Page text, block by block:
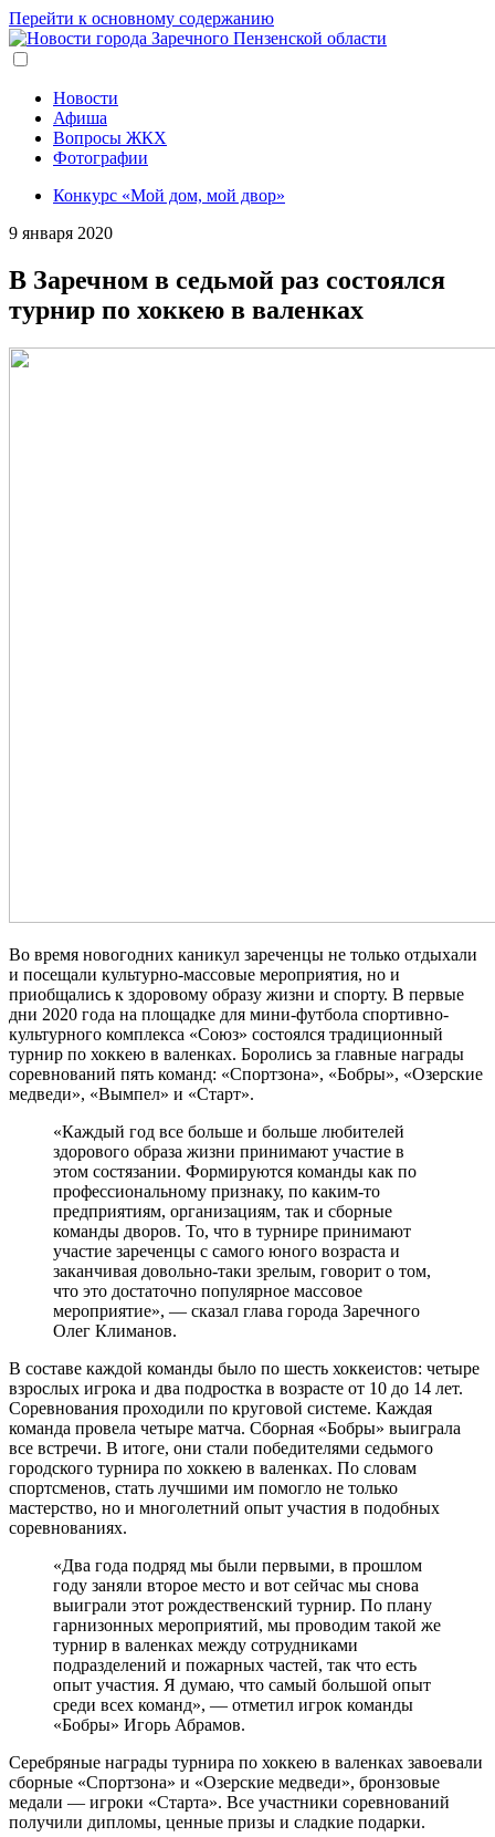
Перейти к основному содержанию
Новости
Афиша
Вопросы ЖКХ
Фотографии
Конкурс «Мой дом, мой двор»
9 января 2020
В Заречном в седьмой раз состоялся
турнир по хоккею в валенках
Во время новогодних каникул зареченцы не только отдыхали
и посещали культурно-массовые мероприятия, но и
приобщались к здоровому образу жизни и спорту. В первые
дни 2020 года на площадке для мини-футбола спортивно-
культурного комплекса «Союз» состоялся традиционный
турнир по хоккею в валенках. Боролись за главные награды
соревнований пять команд: «Спортзона», «Бобры», «Озерские
медведи», «Вымпел» и «Старт».
«Каждый год все больше и больше любителей
здорового образа жизни принимают участие в
этом состязании. Формируются команды как по
профессиональному признаку, по каким-то
предприятиям, организациям, так и сборные
команды дворов. То, что в турнире принимают
участие зареченцы с самого юного возраста и
заканчивая довольно-таки зрелым, говорит о том,
что это достаточно популярное массовое
мероприятие», — сказал глава города Заречного
Олег Климанов.
В составе каждой команды было по шесть хоккеистов: четыре
взрослых игрока и два подростка в возрасте от 10 до 14 лет.
Соревнования проходили по круговой системе. Каждая
команда провела четыре матча. Сборная «Бобры» выиграла
все встречи. В итоге, они стали победителями седьмого
городского турнира по хоккею в валенках. По словам
спортсменов, стать лучшими им помогло не только
мастерство, но и многолетний опыт участия в подобных
соревнованиях.
«Два года подряд мы были первыми, в прошлом
году заняли второе место и вот сейчас мы снова
выиграли этот рождественский турнир. По плану
гарнизонных мероприятий, мы проводим такой же
турнир в валенках между сотрудниками
подразделений и пожарных частей, так что есть
опыт участия. Я думаю, что самый большой опыт
среди всех команд», — отметил игрок команды
«Бобры» Игорь Абрамов.
Серебряные награды турнира по хоккею в валенках завоевали
сборные «Спортзона» и «Озерские медведи», бронзовые
медали — игроки «Старта». Все участники соревнований
получили дипломы, ценные призы и сладкие подарки.